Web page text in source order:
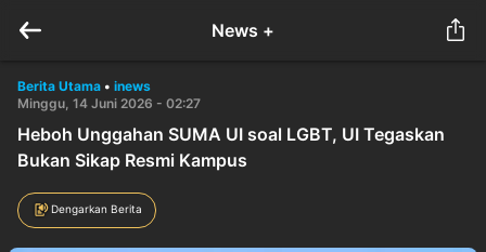
News +
Berita Utama • inews
Minggu, 14 Juni 2026 - 02:27
Heboh Unggahan SUMA UI soal LGBT, UI Tegaskan
Bukan Sikap Resmi Kampus
Dengarkan Berita